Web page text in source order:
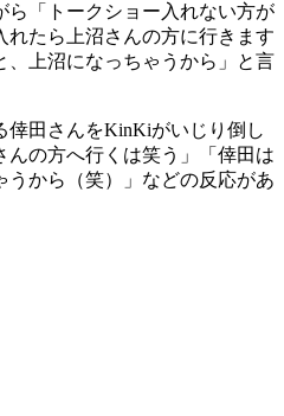
ら「トークショー入れない方が
れたら上沼さんの方に行きます
、上沼になっちゃうから」と言
倖田さんをKinKiがいじり倒し
の方へ行くは笑う」「倖田は
から（笑）」などの反応があ